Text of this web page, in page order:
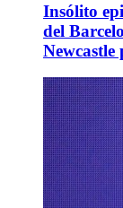
Insólito
del
Newcastle